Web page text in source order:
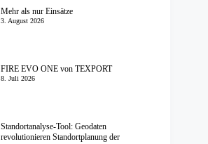
Mehr als nur Einsätze
3. August 2026
FIRE EVO ONE von TEXPORT
8. Juli 2026
Standortanalyse-Tool: Geodaten
revolutionieren Standortplanung der